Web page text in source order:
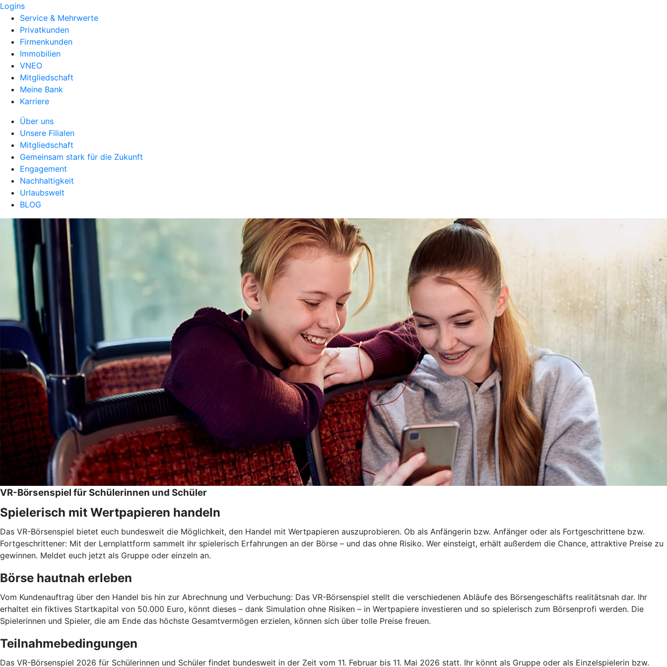
Logins
Service & Mehrwerte
Privatkunden
Firmenkunden
Immobilien
VNEO
Mitgliedschaft
Meine Bank
Karriere
Über uns
Unsere Filialen
Mitgliedschaft
Gemeinsam stark für die Zukunft
Engagement
Nachhaltigkeit
Urlaubswelt
BLOG
VR-Börsenspiel für Schülerinnen und Schüler
Spielerisch mit Wertpapieren handeln
Das VR-Börsenspiel bietet euch bundesweit die Möglichkeit, den Handel mit Wertpapieren auszuprobieren. Ob als Anfängerin bzw. Anfänger oder als Fortgeschrittene bzw.
Fortgeschrittener: Mit der Lernplattform sammelt ihr spielerisch Erfahrungen an der Börse – und das ohne Risiko. Wer einsteigt, erhält außerdem die Chance, attraktive Preise zu
gewinnen. Meldet euch jetzt als Gruppe oder einzeln an.
Börse hautnah erleben
Vom Kundenauftrag über den Handel bis hin zur Abrechnung und Verbuchung: Das VR-Börsenspiel stellt die verschiedenen Abläufe des Börsengeschäfts realitätsnah dar. Ihr
erhaltet ein fiktives Startkapital von 50.000 Euro, könnt dieses – dank Simulation ohne Risiken – in Wertpapiere investieren und so spielerisch zum Börsenprofi werden. Die
Spielerinnen und Spieler, die am Ende das höchste Gesamtvermögen erzielen, können sich über tolle Preise freuen.
Teilnahmebedingungen
Das VR-Börsenspiel 2026 für Schülerinnen und Schüler findet bundesweit in der Zeit vom 11. Februar bis 11. Mai 2026 statt. Ihr könnt als Gruppe oder als Einzelspielerin bzw.